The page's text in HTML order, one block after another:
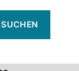
SUCHEN